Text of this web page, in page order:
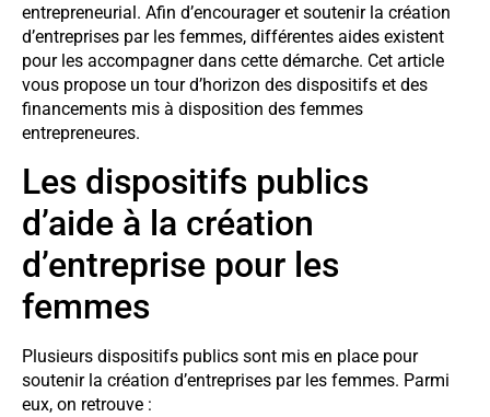
entrepreneurial. Afin d’encourager et soutenir la création
d’entreprises par les femmes, différentes aides existent
pour les accompagner dans cette démarche. Cet article
vous propose un tour d’horizon des dispositifs et des
financements mis à disposition des femmes
entrepreneures.
Les dispositifs publics
d’aide à la création
d’entreprise pour les
femmes
Plusieurs dispositifs publics sont mis en place pour
soutenir la création d’entreprises par les femmes. Parmi
eux, on retrouve :